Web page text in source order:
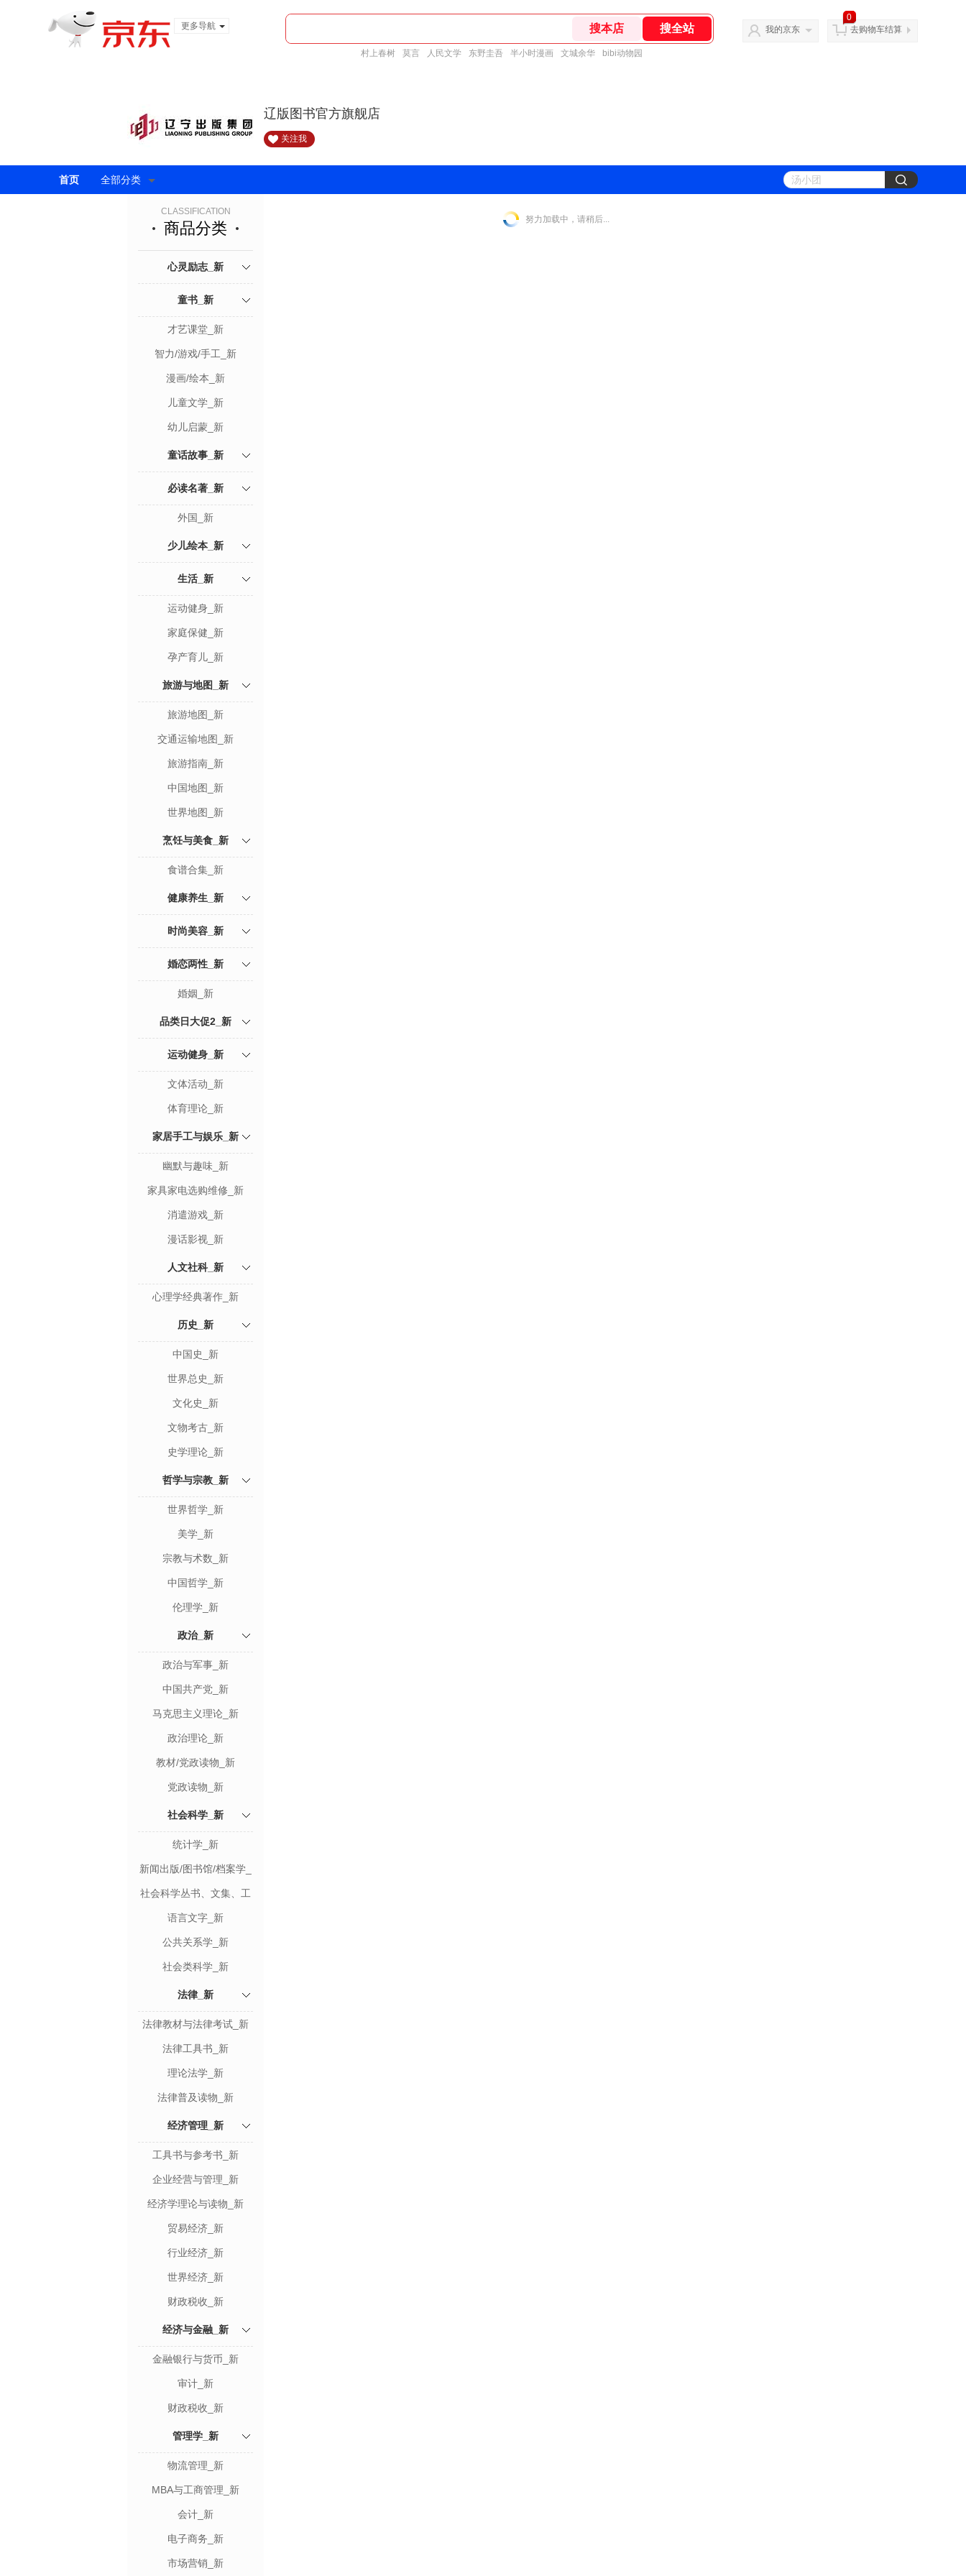
更多导航
村上春树 莫言 人民文学 东野圭吾 半小时漫画 文城余华 bibi动物园
我的京东
0
去购物车结算
辽版图书官方旗舰店
关注我
首页 全部分类
CLASSIFICATION
商品分类
心灵励志_新
童书_新
才艺课堂_新
智力/游戏/手工_新
漫画/绘本_新
儿童文学_新
幼儿启蒙_新
童话故事_新
必读名著_新
外国_新
少儿绘本_新
生活_新
运动健身_新
家庭保健_新
孕产育儿_新
旅游与地图_新
旅游地图_新
交通运输地图_新
旅游指南_新
中国地图_新
世界地图_新
烹饪与美食_新
食谱合集_新
健康养生_新
时尚美容_新
婚恋两性_新
婚姻_新
品类日大促2_新
运动健身_新
文体活动_新
体育理论_新
家居手工与娱乐_新
幽默与趣味_新
家具家电选购维修_新
消遣游戏_新
漫话影视_新
人文社科_新
心理学经典著作_新
历史_新
中国史_新
世界总史_新
文化史_新
文物考古_新
史学理论_新
哲学与宗教_新
世界哲学_新
美学_新
宗教与术数_新
中国哲学_新
伦理学_新
政治_新
政治与军事_新
中国共产党_新
马克思主义理论_新
政治理论_新
教材/党政读物_新
党政读物_新
社会科学_新
统计学_新
新闻出版/图书馆/档案学_
新
社会科学丛书、文集、工
具书_新
语言文字_新
公共关系学_新
社会类科学_新
法律_新
法律教材与法律考试_新
法律工具书_新
理论法学_新
法律普及读物_新
经济管理_新
工具书与参考书_新
企业经营与管理_新
经济学理论与读物_新
贸易经济_新
行业经济_新
世界经济_新
财政税收_新
经济与金融_新
金融银行与货币_新
审计_新
财政税收_新
管理学_新
物流管理_新
MBA与工商管理_新
会计_新
电子商务_新
市场营销_新
努力加载中，请稍后...